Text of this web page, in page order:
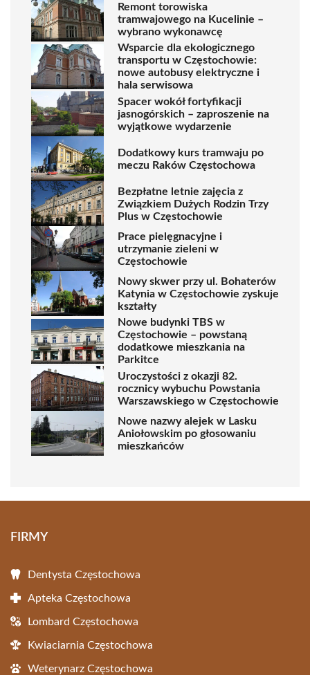
Remont torowiska
tramwajowego na Kucelinie –
wybrano wykonawcę
Wsparcie dla ekologicznego
transportu w Częstochowie:
nowe autobusy elektryczne i
hala serwisowa
Spacer wokół fortyfikacji
jasnogórskich – zaproszenie na
wyjątkowe wydarzenie
Dodatkowy kurs tramwaju po
meczu Raków Częstochowa
Bezpłatne letnie zajęcia z
Związkiem Dużych Rodzin Trzy
Plus w Częstochowie
Prace pielęgnacyjne i
utrzymanie zieleni w
Częstochowie
Nowy skwer przy ul. Bohaterów
Katynia w Częstochowie zyskuje
kształty
Nowe budynki TBS w
Częstochowie – powstaną
dodatkowe mieszkania na
Parkitce
Uroczystości z okazji 82.
rocznicy wybuchu Powstania
Warszawskiego w Częstochowie
Nowe nazwy alejek w Lasku
Aniołowskim po głosowaniu
mieszkańców
FIRMY
Dentysta Częstochowa
Apteka Częstochowa
Lombard Częstochowa
Kwiaciarnia Częstochowa
Weterynarz Częstochowa